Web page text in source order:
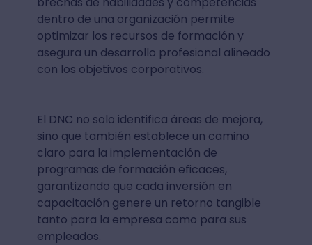
dentro de una organización permite
optimizar los recursos de formación y
asegura un desarrollo profesional alineado
con los objetivos corporativos.
El DNC no solo identifica áreas de mejora,
sino que también establece un camino
claro para la implementación de
programas de formación eficaces,
garantizando que cada inversión en
capacitación genere un retorno tangible
tanto para la empresa como para sus
empleados.